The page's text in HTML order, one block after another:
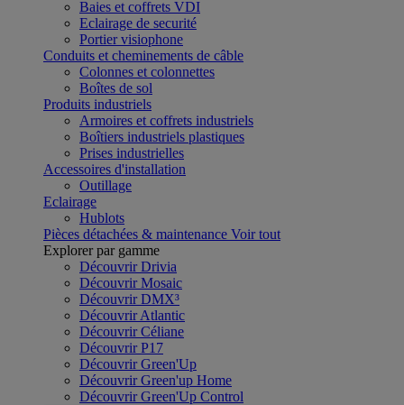
Baies et coffrets VDI
Eclairage de securité
Portier visiophone
Conduits et cheminements de câble
Colonnes et colonnettes
Boîtes de sol
Produits industriels
Armoires et coffrets industriels
Boîtiers industriels plastiques
Prises industrielles
Accessoires d'installation
Outillage
Eclairage
Hublots
Pièces détachées & maintenance Voir tout
Explorer par gamme
Découvrir Drivia
Découvrir Mosaic
Découvrir DMX³
Découvrir Atlantic
Découvrir Céliane
Découvrir P17
Découvrir Green'Up
Découvrir Green'up Home
Découvrir Green'Up Control